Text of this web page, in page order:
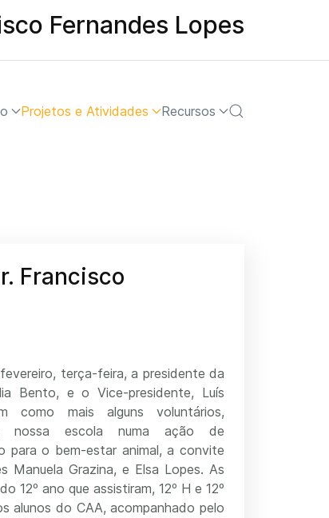
Fernandes Lopes
Projetos e Atividades Recursos
Francisco
terça-feira, a presidente da
Bento, e o Vice-presidente, Luís
como mais alguns voluntários,
nossa escola numa ação de
para o bem-estar animal, a convite
Manuela Grazina, e Elsa Lopes. As
12º ano que assistiram, 12º H e 12º
alunos do CAA, acompanhado pelo